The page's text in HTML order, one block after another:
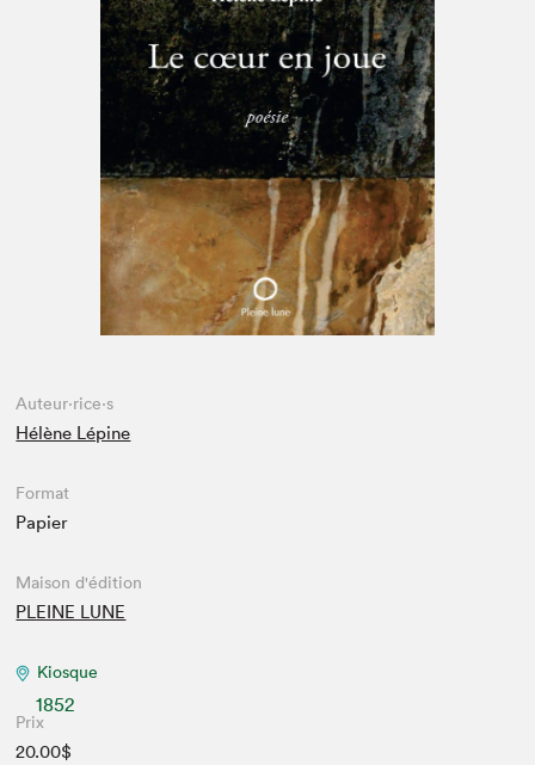
Espace enseignant·e·s
Espace pro
Auteur·rice·s
Hélène Lépine
Format
Papier
Maison d'édition
PLEINE LUNE
Kiosque
1852
Prix
20.00$